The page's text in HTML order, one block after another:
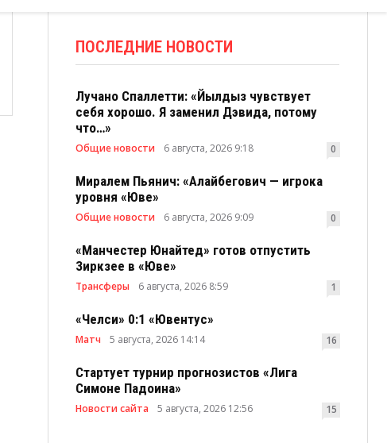
ПОСЛЕДНИЕ НОВОСТИ
Лучано Спаллетти: «Йылдыз чувствует
себя хорошо. Я заменил Дэвида, потому
что…»
Общие новости 6 августа, 2026 9:18 0
Миралем Пьянич: «Алайбегович — игрока
уровня «Юве»
Общие новости 6 августа, 2026 9:09 0
«Манчестер Юнайтед» готов отпустить
Зиркзее в «Юве»
Трансферы 6 августа, 2026 8:59 1
«Челси» 0:1 «Ювентус»
Матч 5 августа, 2026 14:14 16
Стартует турнир прогнозистов «Лига
Симоне Падоина»
Новости сайта 5 августа, 2026 12:56 15